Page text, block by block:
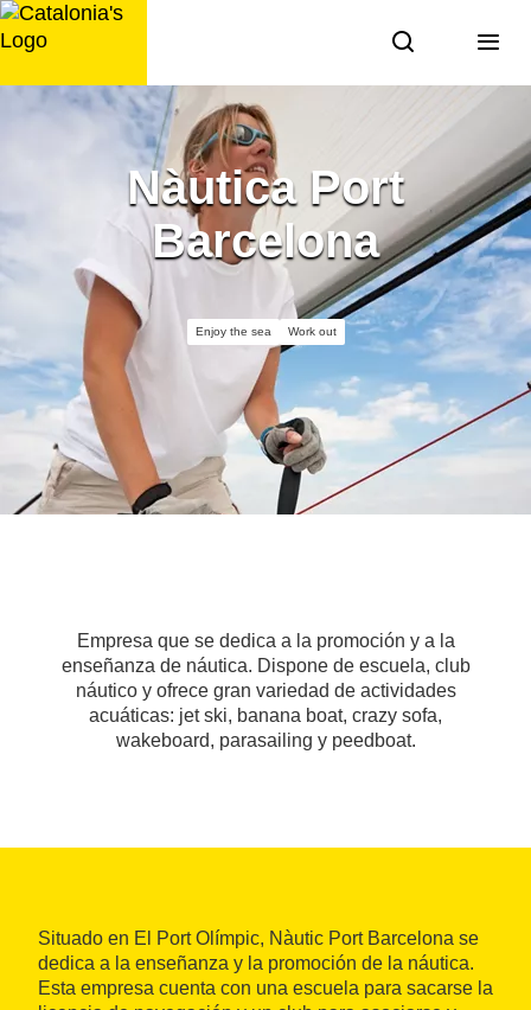
Skip
to
Nàutica Port
Barcelona
Enjoy the sea Work out
Empresa que se dedica a la promoción y a la
enseñanza de náutica. Dispone de escuela, club
náutico y ofrece gran variedad de actividades
acuáticas: jet ski, banana boat, crazy sofa,
wakeboard, parasailing y peedboat.
Situado en El Port Olímpic, Nàutic Port Barcelona se
dedica a la enseñanza y la promoción de la náutica.
Esta empresa cuenta con una escuela para sacarse la